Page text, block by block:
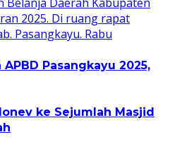
Pasangkayu 2025,
ke Sejumlah Masjid